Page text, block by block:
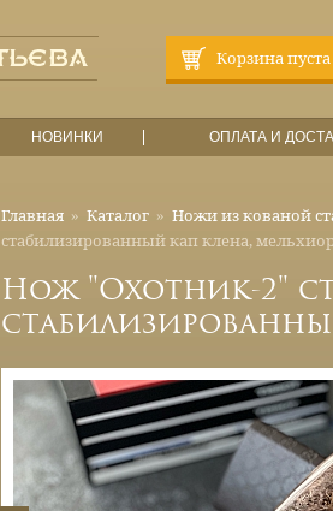
Корзина пуста
НОВИНКИ ОПЛАТА И
Главная » Каталог » Ножи из кованой
стабилизированный кап клена, мельхиор
Нож "Охотник-2"